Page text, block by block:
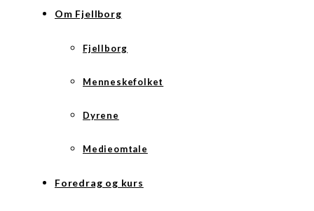
Om Fjellborg
Fjellborg
Menneskefolket
Dyrene
Medieomtale
Foredrag og kurs